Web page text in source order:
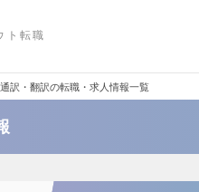
ト転職
訳・翻訳の転職・求人情報一覧